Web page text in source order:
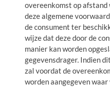
overeenkomst op
deze algemene
de consument ter
wijze dat deze door de
manier kan worden
gegevensdrager. Indien
zal voordat de
worden aangegeven